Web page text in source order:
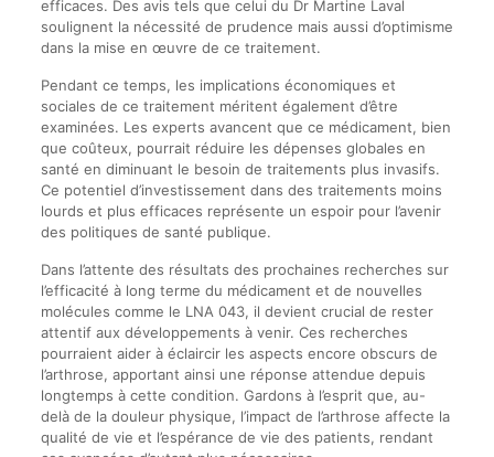
efficaces. Des avis tels que celui du Dr Martine Laval
soulignent la nécessité de prudence mais aussi d’optimisme
dans la mise en œuvre de ce traitement.
Pendant ce temps, les implications économiques et
sociales de ce traitement méritent également d’être
examinées. Les experts avancent que ce médicament, bien
que coûteux, pourrait réduire les dépenses globales en
santé en diminuant le besoin de traitements plus invasifs.
Ce potentiel d’investissement dans des traitements moins
lourds et plus efficaces représente un espoir pour l’avenir
des politiques de santé publique.
Dans l’attente des résultats des prochaines recherches sur
l’efficacité à long terme du médicament et de nouvelles
molécules comme le LNA 043, il devient crucial de rester
attentif aux développements à venir. Ces recherches
pourraient aider à éclaircir les aspects encore obscurs de
l’arthrose, apportant ainsi une réponse attendue depuis
longtemps à cette condition. Gardons à l’esprit que, au-
delà de la douleur physique, l’impact de l’arthrose affecte la
qualité de vie et l’espérance de vie des patients, rendant